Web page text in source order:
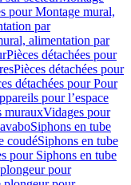
pour Montage mural,
par
alimentation par
Pièces détachées pour
Pièces détachées pour
détachées pour Pour
pour l’espace
murauxVidages pour
Siphons en tube
coudéSiphons en tube
pour Siphons en tube
pour